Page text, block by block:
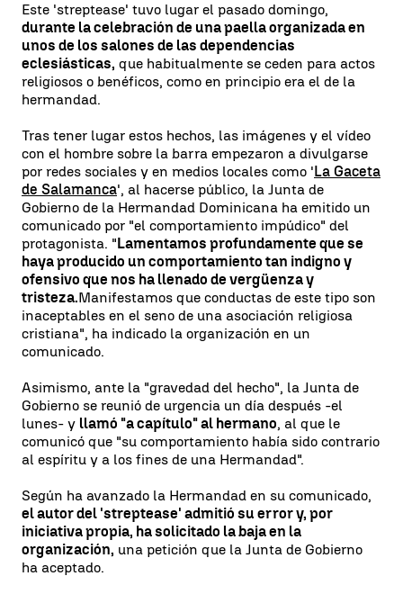
Este 'streptease' tuvo lugar el pasado domingo,
durante la celebración de una paella organizada en
unos de los salones de las dependencias
eclesiásticas, que habitualmente se ceden para actos
religiosos o benéficos, como en principio era el de la
hermandad.
Tras tener lugar estos hechos, las imágenes y el vídeo
con el hombre sobre la barra empezaron a divulgarse
por redes sociales y en medios locales como 'La Gaceta
de Salamanca', al hacerse público, la Junta de
Gobierno de la Hermandad Dominicana ha emitido un
comunicado por "el comportamiento impúdico" del
protagonista. "Lamentamos profundamente que se
haya producido un comportamiento tan indigno y
ofensivo que nos ha llenado de vergüenza y
tristeza.Manifestamos que conductas de este tipo son
inaceptables en el seno de una asociación religiosa
cristiana", ha indicado la organización en un
comunicado.
Asimismo, ante la "gravedad del hecho", la Junta de
Gobierno se reunió de urgencia un día después -el
lunes- y llamó "a capítulo" al hermano, al que le
comunicó que "su comportamiento había sido contrario
al espíritu y a los fines de una Hermandad".
Según ha avanzado la Hermandad en su comunicado,
el autor del 'streptease' admitió su error y, por
iniciativa propia, ha solicitado la baja en la
organización, una petición que la Junta de Gobierno
ha aceptado.